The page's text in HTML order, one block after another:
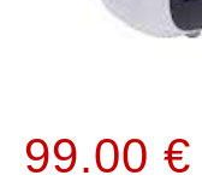
99.00 €